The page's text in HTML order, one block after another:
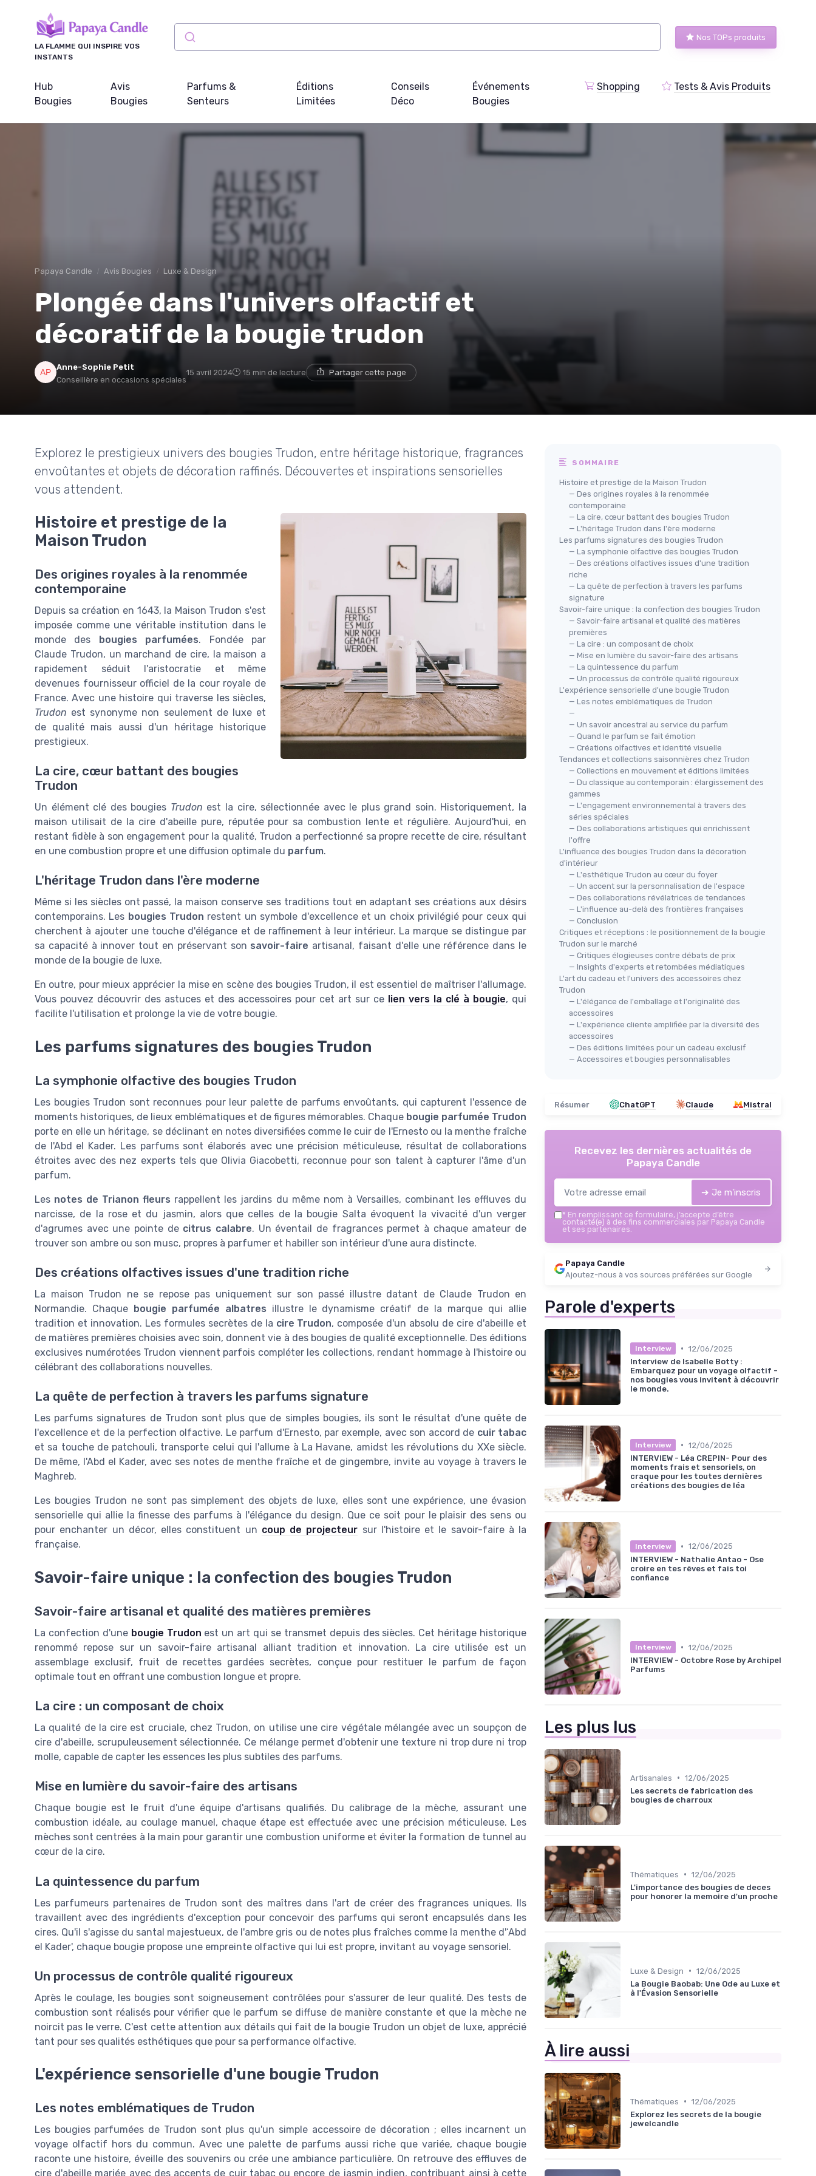
LA FLAMME QUI INSPIRE VOS
INSTANTS
Nos TOPs produits
Hub
Bougies
Avis
Bougies
Parfums &
Senteurs
Éditions
Limitées
Conseils
Déco
Événements
Bougies
Shopping Tests & Avis Produits
Papaya Candle Avis Bougies Luxe & Design
Plongée dans l'univers olfactif et
décoratif de la bougie trudon
Anne-Sophie Petit
Conseillère en occasions spéciales
15 avril 2024 15 min de lecture Partager cette page
Explorez le prestigieux univers des bougies Trudon, entre héritage historique, fragrances
envoûtantes et objets de décoration raffinés. Découvertes et inspirations sensorielles
vous attendent.
Histoire et prestige de la
Maison Trudon
Des origines royales à la renommée
contemporaine
Depuis sa création en 1643, la Maison Trudon s'est
imposée comme une véritable institution dans le
monde des bougies parfumées. Fondée par
Claude Trudon, un marchand de cire, la maison a
rapidement séduit l'aristocratie et même
devenues fournisseur officiel de la cour royale de
France. Avec une histoire qui traverse les siècles,
Trudon est synonyme non seulement de luxe et
de qualité mais aussi d'un héritage historique
prestigieux.
La cire, cœur battant des bougies
Trudon
Un élément clé des bougies Trudon est la cire, sélectionnée avec le plus grand soin. Historiquement, la
maison utilisait de la cire d'abeille pure, réputée pour sa combustion lente et régulière. Aujourd'hui, en
restant fidèle à son engagement pour la qualité, Trudon a perfectionné sa propre recette de cire, résultant
en une combustion propre et une diffusion optimale du parfum.
L'héritage Trudon dans l'ère moderne
Même si les siècles ont passé, la maison conserve ses traditions tout en adaptant ses créations aux désirs
contemporains. Les bougies Trudon restent un symbole d'excellence et un choix privilégié pour ceux qui
cherchent à ajouter une touche d'élégance et de raffinement à leur intérieur. La marque se distingue par
sa capacité à innover tout en préservant son savoir-faire artisanal, faisant d'elle une référence dans le
monde de la bougie de luxe.
En outre, pour mieux apprécier la mise en scène des bougies Trudon, il est essentiel de maîtriser l'allumage.
Vous pouvez découvrir des astuces et des accessoires pour cet art sur ce lien vers la clé à bougie, qui
facilite l'utilisation et prolonge la vie de votre bougie.
Les parfums signatures des bougies Trudon
La symphonie olfactive des bougies Trudon
Les bougies Trudon sont reconnues pour leur palette de parfums envoûtants, qui capturent l'essence de
moments historiques, de lieux emblématiques et de figures mémorables. Chaque bougie parfumée Trudon
porte en elle un héritage, se déclinant en notes diversifiées comme le cuir de l'Ernesto ou la menthe fraîche
de l'Abd el Kader. Les parfums sont élaborés avec une précision méticuleuse, résultat de collaborations
étroites avec des nez experts tels que Olivia Giacobetti, reconnue pour son talent à capturer l'âme d'un
parfum.
Les notes de Trianon fleurs rappellent les jardins du même nom à Versailles, combinant les effluves du
narcisse, de la rose et du jasmin, alors que celles de la bougie Salta évoquent la vivacité d'un verger
d'agrumes avec une pointe de citrus calabre. Un éventail de fragrances permet à chaque amateur de
trouver son ambre ou son musc, propres à parfumer et habiller son intérieur d'une aura distincte.
Des créations olfactives issues d'une tradition riche
La maison Trudon ne se repose pas uniquement sur son passé illustre datant de Claude Trudon en
Normandie. Chaque bougie parfumée albatres illustre le dynamisme créatif de la marque qui allie
tradition et innovation. Les formules secrètes de la cire Trudon, composée d'un absolu de cire d'abeille et
de matières premières choisies avec soin, donnent vie à des bougies de qualité exceptionnelle. Des éditions
exclusives numérotées Trudon viennent parfois compléter les collections, rendant hommage à l'histoire ou
célébrant des collaborations nouvelles.
La quête de perfection à travers les parfums signature
Les parfums signatures de Trudon sont plus que de simples bougies, ils sont le résultat d'une quête de
l'excellence et de la perfection olfactive. Le parfum d'Ernesto, par exemple, avec son accord de cuir tabac
et sa touche de patchouli, transporte celui qui l'allume à La Havane, amidst les révolutions du XXe siècle.
De même, l'Abd el Kader, avec ses notes de menthe fraîche et de gingembre, invite au voyage à travers le
Maghreb.
Les bougies Trudon ne sont pas simplement des objets de luxe, elles sont une expérience, une évasion
sensorielle qui allie la finesse des parfums à l'élégance du design. Que ce soit pour le plaisir des sens ou
pour enchanter un décor, elles constituent un coup de projecteur sur l'histoire et le savoir-faire à la
française.
Savoir-faire unique : la confection des bougies Trudon
Savoir-faire artisanal et qualité des matières premières
La confection d'une bougie Trudon est un art qui se transmet depuis des siècles. Cet héritage historique
renommé repose sur un savoir-faire artisanal alliant tradition et innovation. La cire utilisée est un
assemblage exclusif, fruit de recettes gardées secrètes, conçue pour restituer le parfum de façon
optimale tout en offrant une combustion longue et propre.
La cire : un composant de choix
La qualité de la cire est cruciale, chez Trudon, on utilise une cire végétale mélangée avec un soupçon de
cire d'abeille, scrupuleusement sélectionnée. Ce mélange permet d'obtenir une texture ni trop dure ni trop
molle, capable de capter les essences les plus subtiles des parfums.
Mise en lumière du savoir-faire des artisans
Chaque bougie est le fruit d'une équipe d'artisans qualifiés. Du calibrage de la mèche, assurant une
combustion idéale, au coulage manuel, chaque étape est effectuée avec une précision méticuleuse. Les
mèches sont centrées à la main pour garantir une combustion uniforme et éviter la formation de tunnel au
cœur de la cire.
La quintessence du parfum
Les parfumeurs partenaires de Trudon sont des maîtres dans l'art de créer des fragrances uniques. Ils
travaillent avec des ingrédients d'exception pour concevoir des parfums qui seront encapsulés dans les
cires. Qu'il s'agisse du santal majestueux, de l'ambre gris ou de notes plus fraîches comme la menthe d'‘Abd
el Kader', chaque bougie propose une empreinte olfactive qui lui est propre, invitant au voyage sensoriel.
Un processus de contrôle qualité rigoureux
Après le coulage, les bougies sont soigneusement contrôlées pour s'assurer de leur qualité. Des tests de
combustion sont réalisés pour vérifier que le parfum se diffuse de manière constante et que la mèche ne
noircit pas le verre. C'est cette attention aux détails qui fait de la bougie Trudon un objet de luxe, apprécié
tant pour ses qualités esthétiques que pour sa performance olfactive.
L'expérience sensorielle d'une bougie Trudon
Les notes emblématiques de Trudon
Les bougies parfumées de Trudon sont plus qu'un simple accessoire de décoration ; elles incarnent un
voyage olfactif hors du commun. Avec une palette de parfums aussi riche que variée, chaque bougie
raconte une histoire, éveille des souvenirs ou crée une ambiance particulière. On retrouve des effluves de
cire d'abeille mariée avec des accents de cuir tabac ou encore de jasmin indien, contribuant ainsi à cette
SOMMAIRE
Histoire et prestige de la Maison Trudon
— Des origines royales à la renommée
contemporaine
— La cire, cœur battant des bougies Trudon
— L'héritage Trudon dans l'ère moderne
Les parfums signatures des bougies Trudon
— La symphonie olfactive des bougies Trudon
— Des créations olfactives issues d'une tradition
riche
— La quête de perfection à travers les parfums
signature
Savoir-faire unique : la confection des bougies Trudon
— Savoir-faire artisanal et qualité des matières
premières
— La cire : un composant de choix
— Mise en lumière du savoir-faire des artisans
— La quintessence du parfum
— Un processus de contrôle qualité rigoureux
L'expérience sensorielle d'une bougie Trudon
— Les notes emblématiques de Trudon
—
— Un savoir ancestral au service du parfum
— Quand le parfum se fait émotion
— Créations olfactives et identité visuelle
Tendances et collections saisonnières chez Trudon
— Collections en mouvement et éditions limitées
— Du classique au contemporain : élargissement des
gammes
— L'engagement environnemental à travers des
séries spéciales
— Des collaborations artistiques qui enrichissent
l'offre
L'influence des bougies Trudon dans la décoration
d'intérieur
— L'esthétique Trudon au cœur du foyer
— Un accent sur la personnalisation de l'espace
— Des collaborations révélatrices de tendances
— L'influence au-delà des frontières françaises
— Conclusion
Critiques et réceptions : le positionnement de la bougie
Trudon sur le marché
— Critiques élogieuses contre débats de prix
— Insights d'experts et retombées médiatiques
L'art du cadeau et l'univers des accessoires chez
Trudon
— L'élégance de l'emballage et l'originalité des
accessoires
— L'expérience cliente amplifiée par la diversité des
accessoires
— Des éditions limitées pour un cadeau exclusif
— Accessoires et bougies personnalisables
Résumer ChatGPT Claude Mistral
Recevez les dernières actualités de
Papaya Candle
➔ Je m'inscris
* En remplissant ce formulaire, j’accepte d’être
contacté(e) à des fins commerciales par Papaya Candle
et ses partenaires.
Papaya Candle
Ajoutez-nous à vos sources préférées sur Google
Parole d'experts
Interview • 12/06/2025
Interview de Isabelle Botty :
Embarquez pour un voyage olfactif -
nos bougies vous invitent à découvrir
le monde.
Interview • 12/06/2025
INTERVIEW - Léa CREPIN- Pour des
moments frais et sensoriels, on
craque pour les toutes dernières
créations des bougies de léa
Interview • 12/06/2025
INTERVIEW - Nathalie Antao - Ose
croire en tes rêves et fais toi
confiance
Interview • 12/06/2025
INTERVIEW - Octobre Rose by Archipel
Parfums
Les plus lus
Artisanales • 12/06/2025
Les secrets de fabrication des
bougies de charroux
Thématiques • 12/06/2025
L'importance des bougies de deces
pour honorer la memoire d'un proche
Luxe & Design • 12/06/2025
La Bougie Baobab: Une Ode au Luxe et
à l'Évasion Sensorielle
À lire aussi
Thématiques • 12/06/2025
Explorez les secrets de la bougie
jewelcandle